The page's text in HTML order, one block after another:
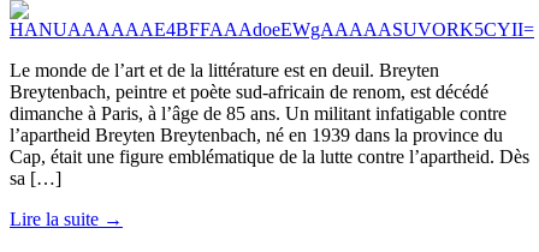
Le monde de l’art et de la littérature est en deuil. Breyten
Breytenbach, peintre et poète sud-africain de renom, est décédé
dimanche à Paris, à l’âge de 85 ans. Un militant infatigable contre
l’apartheid Breyten Breytenbach, né en 1939 dans la province du
Cap, était une figure emblématique de la lutte contre l’apartheid. Dès
sa […]
Lire la suite →